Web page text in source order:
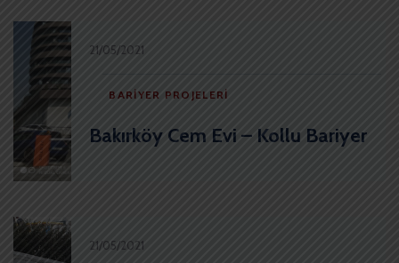
21/05/2021
BARIYER PROJELERI
Bakırköy Cem Evi – Kollu Bariyer
21/05/2021